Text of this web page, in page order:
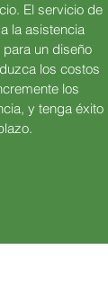
El servicio de
la asistencia
un diseño
los costos
los
y tenga éxito